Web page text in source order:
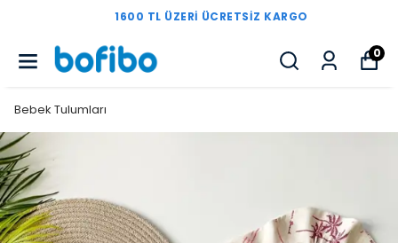
1600 TL ÜZERI ÜCRETSIZ KARGO
0
Bebek Tulumları